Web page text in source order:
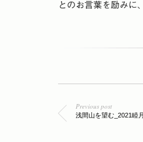
とのお言葉を励みに
Previous post
浅間山を望む_2021睦月